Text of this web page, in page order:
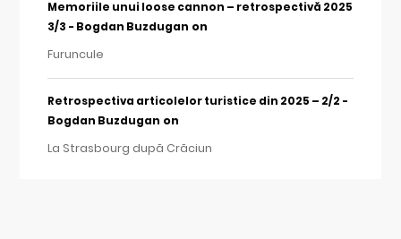
Memoriile unui loose cannon – retrospectivă 2025
3/3 - Bogdan Buzdugan on
Furuncule
Retrospectiva articolelor turistice din 2025 – 2/2 -
Bogdan Buzdugan on
La Strasbourg după Crăciun